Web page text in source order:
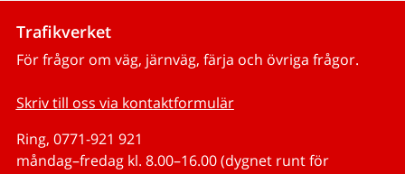
Trafikverket
För frågor om väg, järnväg, färja och övriga frågor.
Skriv till oss via kontaktformulär
Ring, 0771-921 921
måndag–fredag kl. 8.00–16.00 (dygnet runt för